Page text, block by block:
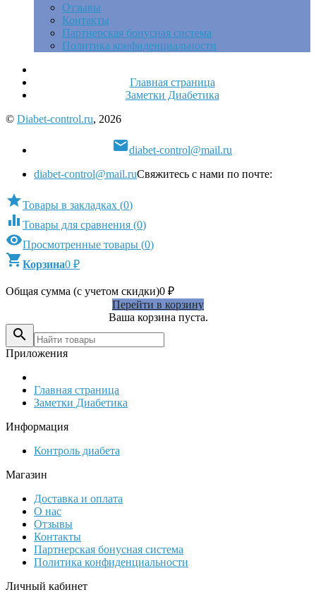
Отзывы
Контакты
Партнерская бонусная система
Политика конфиденциальности
Главная страница
Заметки Диабетика
© Diabet-control.ru, 2026
diabet-control@mail.ru
diabet-control@mail.ruСвяжитесь с нами по почте:
Товары в закладках (0)
 Товары для сравнения (0)
Просмотренные товары (0)
Корзина0 ₽
Общая сумма (с учетом скидки)0 ₽
Перейти в корзину
Ваша корзина пуста.

Приложения
Главная страница
Заметки Диабетика
Информация
Контроль диабета
Магазин
Доставка и оплата
О нас
Отзывы
Контакты
Партнерская бонусная система
Политика конфиденциальности
Личный кабинет